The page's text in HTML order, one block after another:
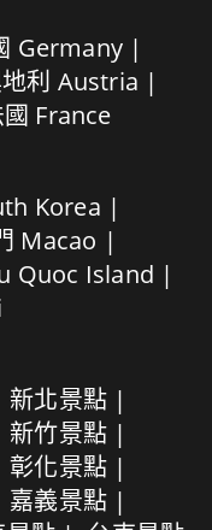
Germany
利 Austria
France
Korea
Macao
Quoc Island
新北景點
新竹景點
彰化景點
嘉義景點